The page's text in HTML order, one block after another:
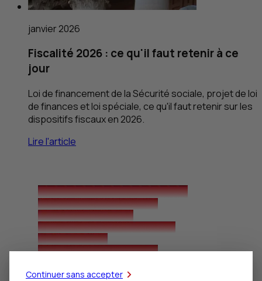
janvier 2026
Fiscalité 2026 : ce qu'il faut retenir à ce
jour
Loi de financement de la Sécurité sociale, projet de loi
de finances et loi spéciale, ce qu'il faut retenir sur les
dispositifs fiscaux en 2026.
Lire l'article
Continuer sans accepter